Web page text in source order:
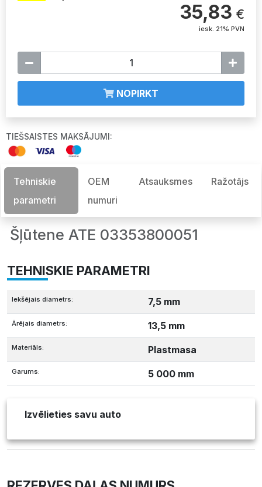
35,83 €
iesk. 21% PVN
NOPIRKT
TIEŠSAISTES MAKSĀJUMI:
Tehniskie
parametri
OEM
numuri
Atsauksmes Ražotājs
Šļūtene ATE 03353800051
TEHNISKIE PARAMETRI
Iekšējais diametrs: 7,5 mm
Ārējais diametrs: 13,5 mm
Materiāls: Plastmasa
Garums: 5 000 mm
Izvēlieties savu auto